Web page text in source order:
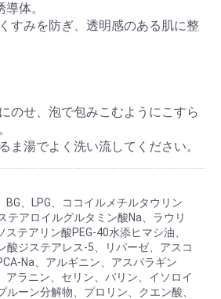
体。
すみを防ぎ、透明感のある肌に整
のせ、泡で包みこむようにこすら
ま湯でよく洗い流してください。
BG、LPG、ココイルメチルタウリン
テアロイルグルタミン酸Na、ラウリ
ステアリン酸PEG-40水添ヒマシ油、
酸ジステアレス-5、リパーゼ、アスコ
Na、アルギニン、アスパラギン
アラニン、セリン、バリン、イソロイ
ルーン分解物、プロリン、クエン酸、